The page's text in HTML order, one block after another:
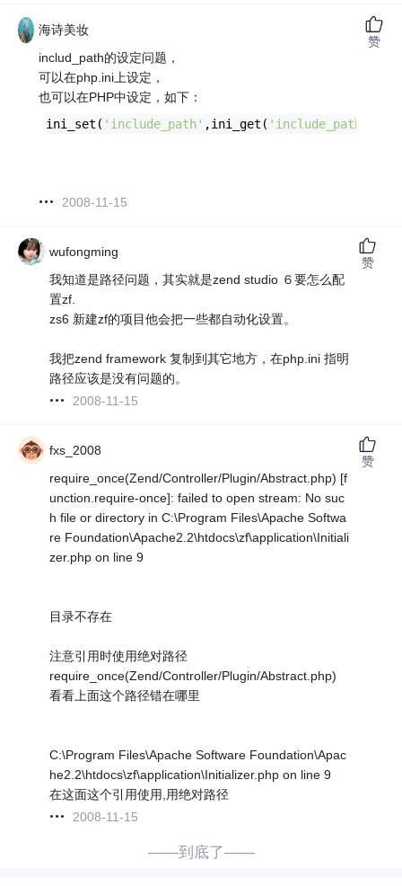
海诗美妆
includ_path的设定问题，
可以在php.ini上设定，
也可以在PHP中设定，如下：
ini_set( 'include_path' ,ini_get( 'include_path'
2008-11-15
赞
wufongming
我知道是路径问题，其实就是zend studio ６要怎么配
置zf.
zs6 新建zf的项目他会把一些都自动化设置。
我把zend framework 复制到其它地方，在php.ini 指明
路径应该是没有问题的。
2008-11-15
赞
fxs_2008
require_once(Zend/Controller/Plugin/Abstract.php) [f
unction.require-once]: failed to open stream: No suc
h file or directory in C:\Program Files\Apache Softwa
re Foundation\Apache2.2\htdocs\zf\application\Initiali
zer.php on line 9
目录不存在
注意引用时使用绝对路径
require_once(Zend/Controller/Plugin/Abstract.php)
看看上面这个路径错在哪里
C:\Program Files\Apache Software Foundation\Apac
he2.2\htdocs\zf\application\Initializer.php on line 9
在这面这个引用使用,用绝对路径
2008-11-15
赞
——到底了——